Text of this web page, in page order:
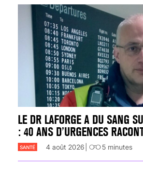
LE DR LAFORGE A DU SANG
: 40 ANS D’URGENCES
SANTÉ 4 août 2026 5 minutes